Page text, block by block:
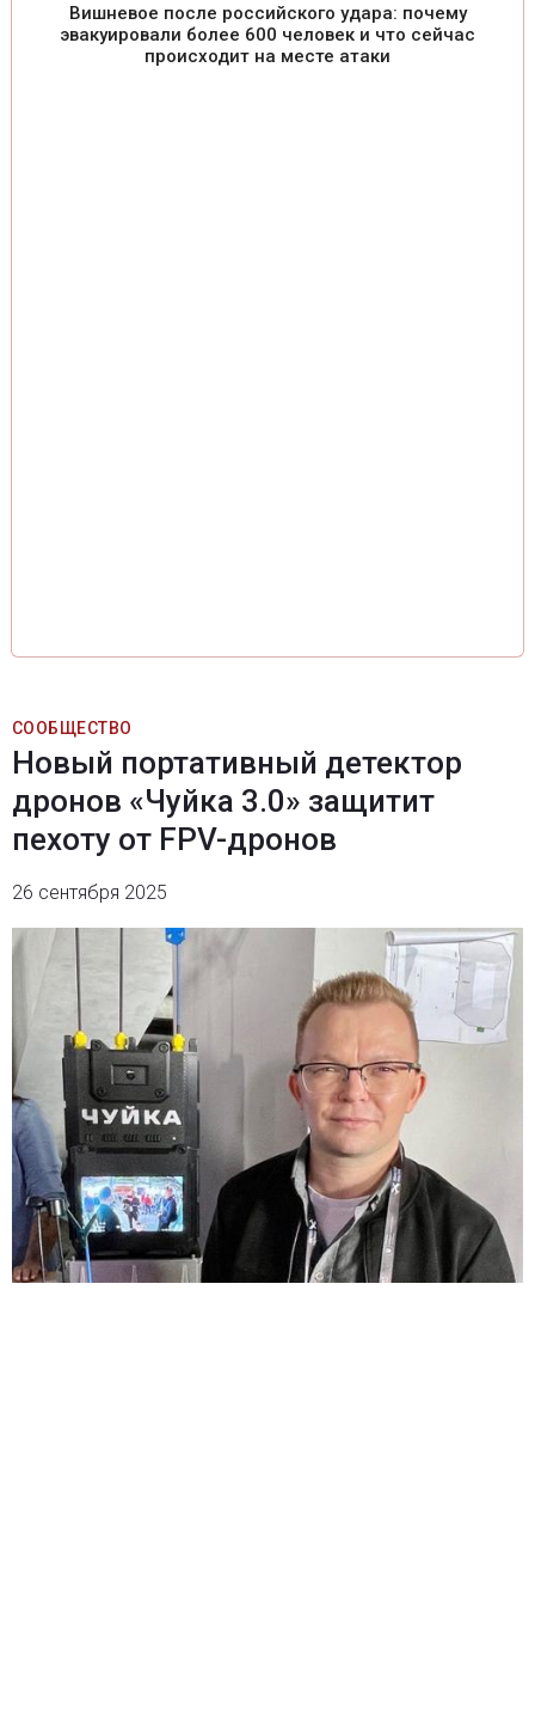
Вишневое после российского удара: почему
эвакуировали более 600 человек и что сейчас
происходит на месте атаки
СООБЩЕСТВО
Новый портативный детектор
дронов «Чуйка 3.0» защитит
пехоту от FPV-дронов
26 сентября 2025